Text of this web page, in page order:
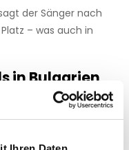
der Sänger nach
– was auch in
in Bulgarien
Fans vor Ort